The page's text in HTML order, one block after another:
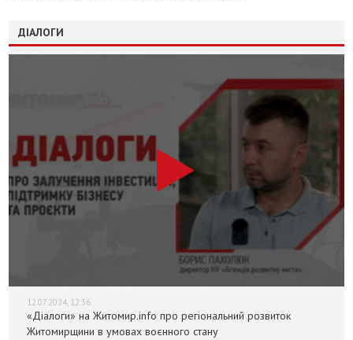
ДІАЛОГИ
12.07.2024, 12:36
«Діалоги» на Житомир.info про регіональний розвиток
Житомирщини в умовах воєнного стану